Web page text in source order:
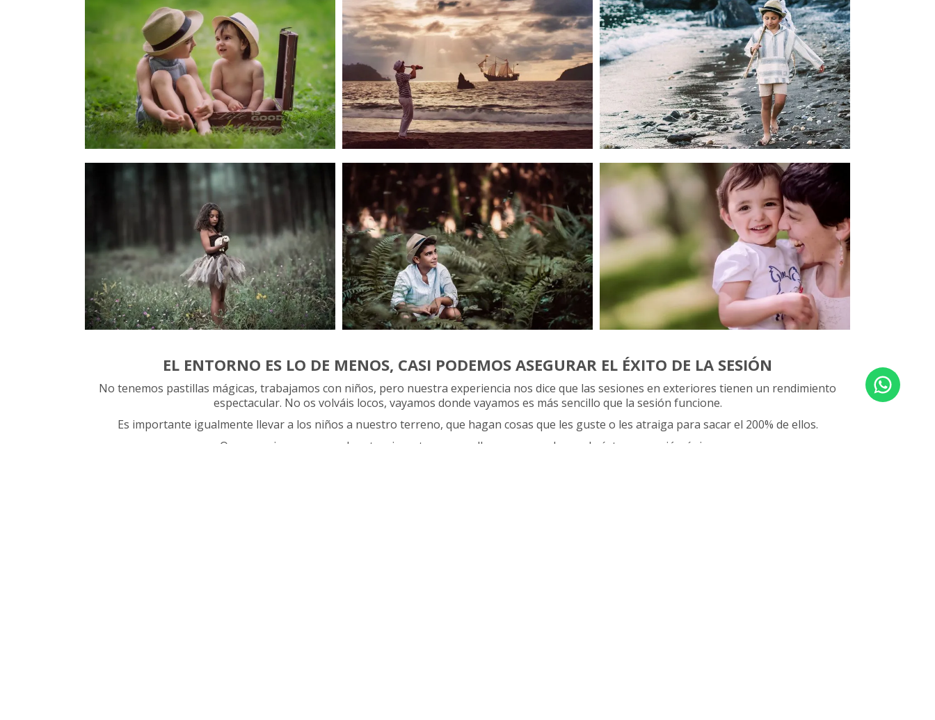
EL ENTORNO ES LO DE MENOS, CASI PODEMOS ASEGURAR EL ÉXITO DE LA SESIÓN
No tenemos pastillas mágicas, trabajamos con niños, pero nuestra experiencia nos dice que las sesiones en exteriores tienen un rendimiento
espectacular. No os volváis locos, vayamos donde vayamos es más sencillo que la sesión funcione.
Es importante igualmente llevar a los niños a nuestro terreno, que hagan cosas que les guste o les atraiga para sacar el 200% de ellos.
Os aconsejaremos con el vestuario y atrezzo que llevamos para hacer de ésta una sesión única.